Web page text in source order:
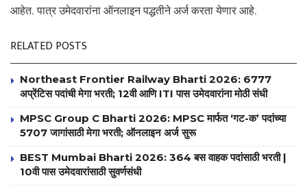
आहेत. पात्र उमेदवारांना ऑनलाइन पद्धतीने अर्ज करता येणार आहे.
RELATED POSTS
Northeast Frontier Railway Bharti 2026: 6777
अप्रेंटिस पदांची मेगा भरती; 12वी आणि ITI पास उमेदवारांना मोठी संधी
MPSC Group C Bharti 2026: MPSC मार्फत ‘गट-क’ पदांच्या
5707 जागांसाठी मेगा भरती; ऑनलाइन अर्ज सुरू
BEST Mumbai Bharti 2026: 364 बस वाहक पदांसाठी भरती |
10वी पास उमेदवारांसाठी सुवर्णसंधी